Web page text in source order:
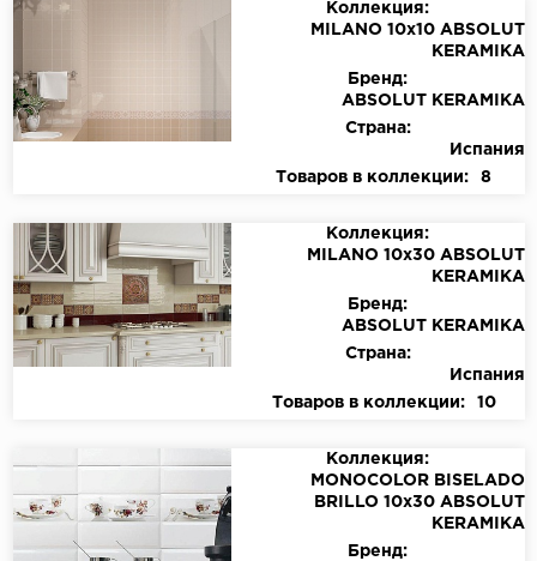
Коллекция:
MILANO 10x10 ABSOLUT
KERAMIKA
Бренд:
ABSOLUT KERAMIKA
Страна:
Испания
Товаров в коллекции:
8
Коллекция:
MILANO 10x30 ABSOLUT
KERAMIKA
Бренд:
ABSOLUT KERAMIKA
Страна:
Испания
Товаров в коллекции:
10
Коллекция:
MONOCOLOR BISELADO
BRILLO 10x30 ABSOLUT
KERAMIKA
Бренд: